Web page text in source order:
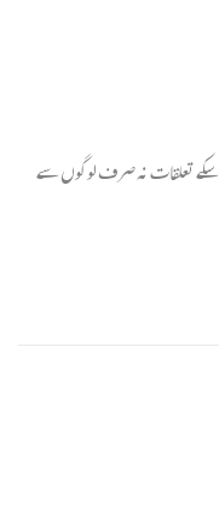
تعلقات نہ صرف لوگوں سے